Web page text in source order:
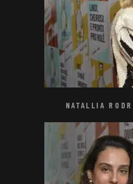
NATALLIA